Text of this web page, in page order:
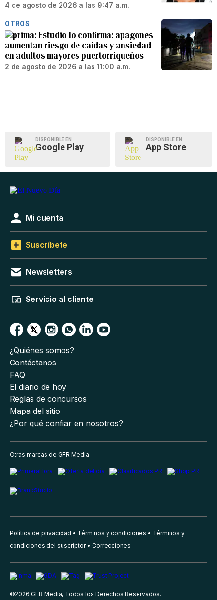
4 de agosto de 2026 a las 9:47 a.m.
OTROS
Estudio lo confirma: apagones
aumentan riesgo de caídas y ansiedad
en adultos mayores puertorriqueños
2 de agosto de 2026 a las 11:00 a.m.
DISPONIBLE EN
Google Play
DISPONIBLE EN
App Store
Mi cuenta
Suscríbete
Newsletters
Servicio al cliente
¿Quiénes somos?
Contáctanos
FAQ
El diario de hoy
Reglas de concursos
Mapa del sitio
¿Por qué confiar en nosotros?
Otras marcas de GFR Media
Política de privacidad Términos y condiciones
Términos y
condiciones del suscriptor
Correcciones
©2026 GFR Media, Todos los Derechos Reservados.